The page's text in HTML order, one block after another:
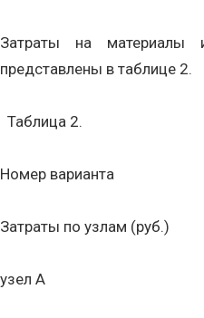
Затраты на материалы
представлены в таблице 2.
Таблица 2.
Номер варианта
Затраты по узлам (руб.)
узел А